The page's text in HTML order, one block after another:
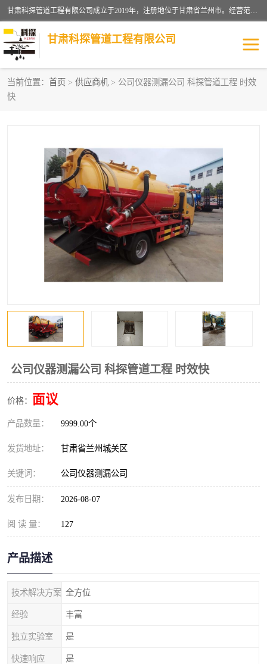
甘肃科探管道工程有限公司成立于2019年，注册地位于甘肃省兰州市。经营范围包括管道安装、清洗、疏通、维修、检测，防水工程，工程钻孔，化粪池清理，暖气安装，给排水管道安装维修，室内外管道如消防、供水、供热管道漏水检测定位，室内外防水堵漏等。
甘肃科探管道工程有限公司
当前位置： 首页 > 供应商机 > 公司仪器测漏公司 科探管道工程 时效
快
公司仪器测漏公司 科探管道工程 时效快
价格： 面议
产品数量： 9999.00个
发货地址： 甘肃省兰州城关区
关键词： 公司仪器测漏公司
发布日期： 2026-08-07
阅 读 量： 127
产品描述
技术解决方案 全方位
经验 丰富
独立实验室 是
快速响应 是
供热管道漏水 排水管道漏水
自来水管漏水 管道疏通
高压车疏通清淤